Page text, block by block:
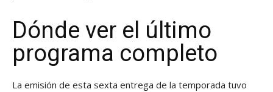
Dónde ver el último
programa completo
La emisión de esta sexta entrega de la temporada tuvo